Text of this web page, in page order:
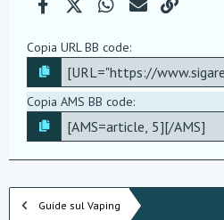
Copia URL BB code
Copia AMS BB code
Guide sul Vaping